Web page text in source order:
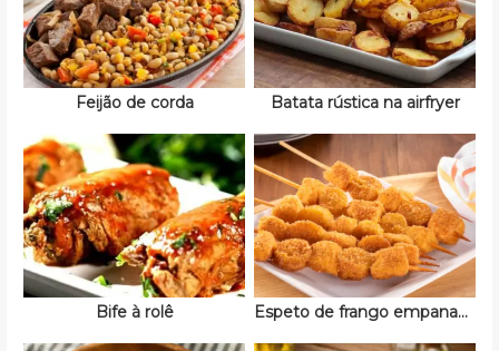
Feijão de corda Batata rústica na airfryer
Bife à rolê Espeto de frango empanado